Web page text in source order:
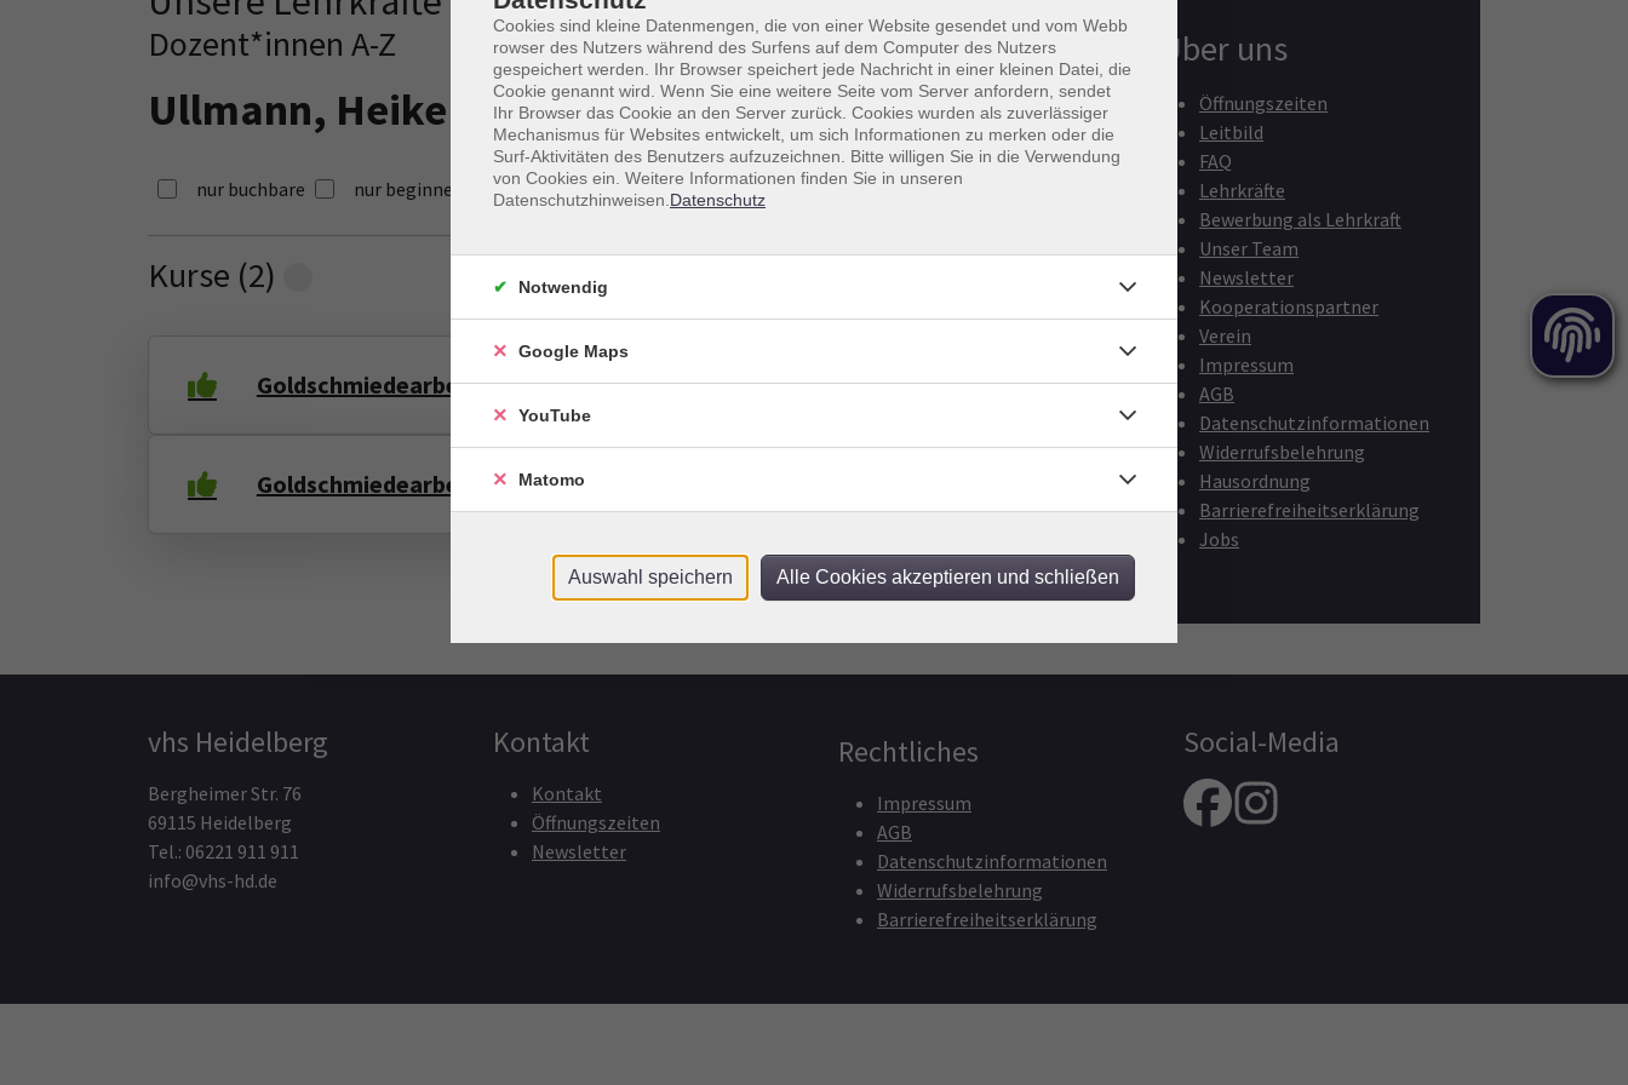
Dozent*innen A-Z
Ullmann, Heike
nur buchbare nur beginnende
Kurse (2)
Goldschmiedearbeiten
Goldschmiedearbeiten
Über uns
Öffnungszeiten
Leitbild
FAQ
Lehrkräfte
Bewerbung als Lehrkraft
Unser Team
Newsletter
Kooperationspartner
Verein
Impressum
AGB
Datenschutzinformationen
Widerrufsbelehrung
Hausordnung
Barrierefreiheitserklärung
Jobs
vhs Heidelberg
Bergheimer Str. 76
69115 Heidelberg
Tel.: 06221 911 911
info@vhs-hd.de
Kontakt
Kontakt
Öffnungszeiten
Newsletter
Rechtliches
Impressum
AGB
Datenschutzinformationen
Widerrufsbelehrung
Barrierefreiheitserklärung
Social-Media
Cookies sind kleine Datenmengen, die von einer Website gesendet und vom Webb
rowser des Nutzers während des Surfens auf dem Computer des Nutzers
gespeichert werden. Ihr Browser speichert jede Nachricht in einer kleinen Datei, die
Cookie genannt wird. Wenn Sie eine weitere Seite vom Server anfordern, sendet
Ihr Browser das Cookie an den Server zurück. Cookies wurden als zuverlässiger
Mechanismus für Websites entwickelt, um sich Informationen zu merken oder die
Surf-Aktivitäten des Benutzers aufzuzeichnen. Bitte willigen Sie in die Verwendung
von Cookies ein. Weitere Informationen finden Sie in unseren
Datenschutzhinweisen. Datenschutz
Notwendig
Google Maps
YouTube
Matomo
Auswahl speichern Alle Cookies akzeptieren und schließen